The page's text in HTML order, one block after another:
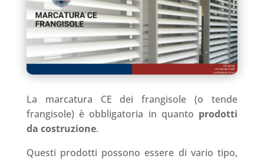
La marcatura CE dei frangisole (o tende
frangisole) è obbligatoria in quanto prodotti
da costruzione.
Questi prodotti possono essere di vario tipo,